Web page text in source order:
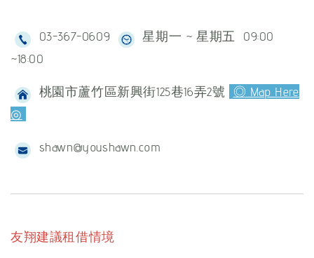
03-367-0609
星期一 ~ 星期五 09:00
~18:00
桃園市蘆竹區新興街125巷16弄2號
◎ Map Here
◎
shawn@youshawn.com
友翔建議租借情境